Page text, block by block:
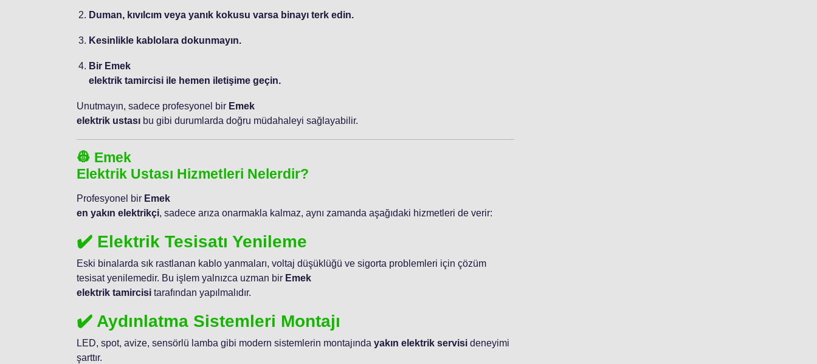
Duman, kıvılcım veya yanık kokusu varsa binayı terk edin.
Kesinlikle kablolara dokunmayın.
Bir Emek
elektrik tamircisi ile hemen iletişime geçin.
Unutmayın, sadece profesyonel bir Emek
elektrik ustası bu gibi durumlarda doğru müdahaleyi sağlayabilir.
👷 Emek
Elektrik Ustası Hizmetleri Nelerdir?
Profesyonel bir Emek
en yakın elektrikçi, sadece arıza onarmakla kalmaz, aynı zamanda aşağıdaki hizmetleri de verir:
✔️ Elektrik Tesisatı Yenileme
Eski binalarda sık rastlanan kablo yanmaları, voltaj düşüklüğü ve sigorta problemleri için çözüm
tesisat yenilemedir. Bu işlem yalnızca uzman bir Emek
elektrik tamircisi tarafından yapılmalıdır.
✔️ Aydınlatma Sistemleri Montajı
LED, spot, avize, sensörlü lamba gibi modern sistemlerin montajında yakın elektrik servisi deneyimi
şarttır.